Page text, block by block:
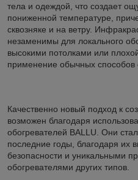
тела и одеждой, что создает
пониженной температуре,
сквозняке и на ветру.
незаменимы для локального
высокими потолками или
применение обычных
Качественно новый подход к
возможен благодаря
обогревателей BALLU. Они
последние годы, благодаря их
безопасности и уникальными
обогревателями других типов.